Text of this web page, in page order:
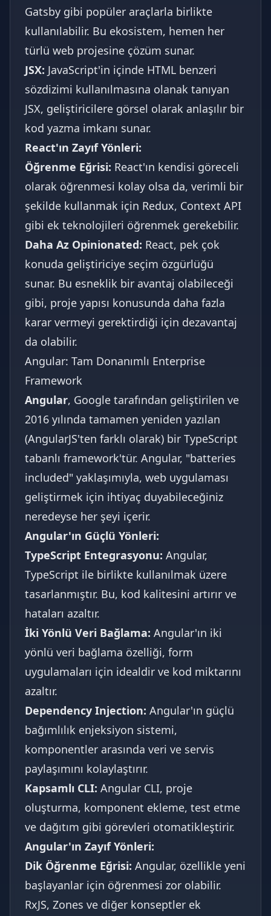
Gatsby gibi popüler araçlarla birlikte
kullanılabilir. Bu ekosistem, hemen her
türlü web projesine çözüm sunar.
JSX: JavaScript'in içinde HTML benzeri
sözdizimi kullanılmasına olanak tanıyan
JSX, geliştiricilere görsel olarak anlaşılır bir
kod yazma imkanı sunar.
React'ın Zayıf Yönleri:
Öğrenme Eğrisi: React'ın kendisi göreceli
olarak öğrenmesi kolay olsa da, verimli bir
şekilde kullanmak için Redux, Context API
gibi ek teknolojileri öğrenmek gerekebilir.
Daha Az Opinionated: React, pek çok
konuda geliştiriciye seçim özgürlüğü
sunar. Bu esneklik bir avantaj olabileceği
gibi, proje yapısı konusunda daha fazla
karar vermeyi gerektirdiği için dezavantaj
da olabilir.
Angular: Tam Donanımlı Enterprise
Framework
Angular, Google tarafından geliştirilen ve
2016 yılında tamamen yeniden yazılan
(AngularJS'ten farklı olarak) bir TypeScript
tabanlı framework'tür. Angular, "batteries
included" yaklaşımıyla, web uygulaması
geliştirmek için ihtiyaç duyabileceğiniz
neredeyse her şeyi içerir.
Angular'ın Güçlü Yönleri:
TypeScript Entegrasyonu: Angular,
TypeScript ile birlikte kullanılmak üzere
tasarlanmıştır. Bu, kod kalitesini artırır ve
hataları azaltır.
İki Yönlü Veri Bağlama: Angular'ın iki
yönlü veri bağlama özelliği, form
uygulamaları için idealdir ve kod miktarını
azaltır.
Dependency Injection: Angular'ın güçlü
bağımlılık enjeksiyon sistemi,
komponentler arasında veri ve servis
paylaşımını kolaylaştırır.
Kapsamlı CLI: Angular CLI, proje
oluşturma, komponent ekleme, test etme
ve dağıtım gibi görevleri otomatikleştirir.
Angular'ın Zayıf Yönleri:
Dik Öğrenme Eğrisi: Angular, özellikle yeni
başlayanlar için öğrenmesi zor olabilir.
RxJS, Zones ve diğer konseptler ek